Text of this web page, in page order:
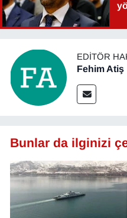
EDITÖR
Fehim Atiş
Bunlar da ilginizi